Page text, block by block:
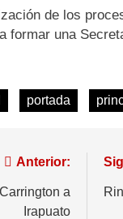
de los
formar una
portada
Anterior:
a
Irapuato